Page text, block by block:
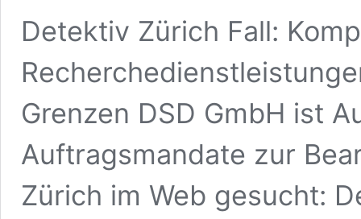
Detektiv Zürich Fall:
Grenzen DSD GmbH ist
Auftragsmandate zur
Zürich im Web gesucht: